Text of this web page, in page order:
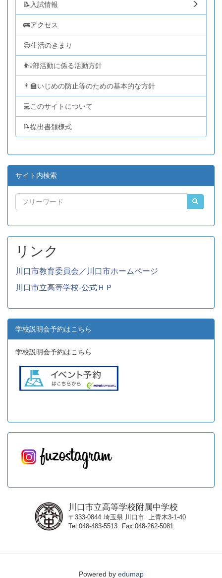
📝入試情報
🚌アクセス
😊生活のきまり
⛹️‍♀️部活動に係る活動方針
👨‍🏫いじめの防止等のための基本的な方針
💻このサイトについて
📝提出書類様式
サイト内検索
リンク
川口市教育委員会／川口市ホームページ
川口市立高等学校-公式ＨＰ
学校説明会予約はこちら
学校説明会予約はこちら
川口市立高等学校附属中学校
〒333-0844 埼玉県 川口市
上青木3-1-40
Tel 048-483-5513 Fax 048-262-5081
Powered by edumap